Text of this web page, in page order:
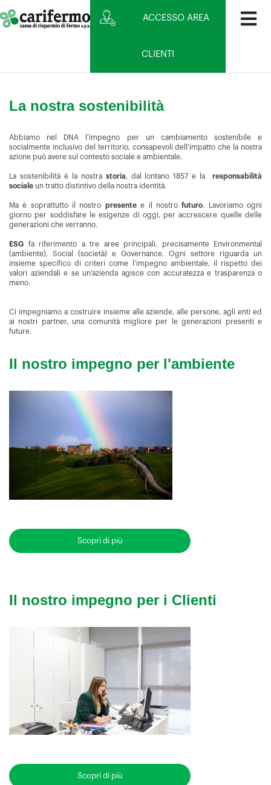
ACCESSO AREA
CLIENTI
La nostra sostenibilità
Abbiamo nel DNA l’impegno per un cambiamento sostenibile e
socialmente inclusivo del territorio, consapevoli dell’impatto che la nostra
azione può avere sul contesto sociale e ambientale.
La sostenibilità è la nostra storia, dal lontano 1857 e la
responsabilità
sociale un tratto distintivo della nostra identità.
Ma è soprattutto il nostro presentee il nostrofuturo. Lavoriamo ogni
giorno per soddisfare le esigenze di oggi, per accrescere quelle delle
generazioni che verranno.
ESG fa riferimento a tre aree principali, precisamente Environmental
(ambiente), Social (società) e Governance. Ogni settore riguarda un
insieme specifico di criteri come l’impegno ambientale, il rispetto dei
valori aziendali e se un’azienda agisce con accuratezza e trasparenza o
meno.
Ci impegniamo a costruire insieme alle aziende, alle persone, agli enti ed
ai nostri partner, una comunità migliore per le generazioni presenti e
future.
Il nostro impegno per l'ambiente
Scopri di più
Il nostro impegno per i Clienti
Scopri di più